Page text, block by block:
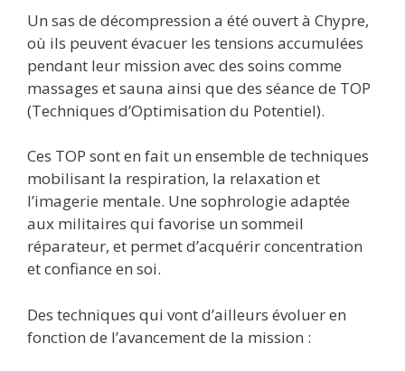
Un sas de décompression a été ouvert à Chypre,
où ils peuvent évacuer les tensions accumulées
pendant leur mission avec des soins comme
massages et sauna ainsi que des séance de TOP
(Techniques d’Optimisation du Potentiel).
Ces TOP sont en fait un ensemble de techniques
mobilisant la respiration, la relaxation et
l’imagerie mentale. Une sophrologie adaptée
aux militaires qui favorise un sommeil
réparateur, et permet d’acquérir concentration
et confiance en soi.
Des techniques qui vont d’ailleurs évoluer en
fonction de l’avancement de la mission :